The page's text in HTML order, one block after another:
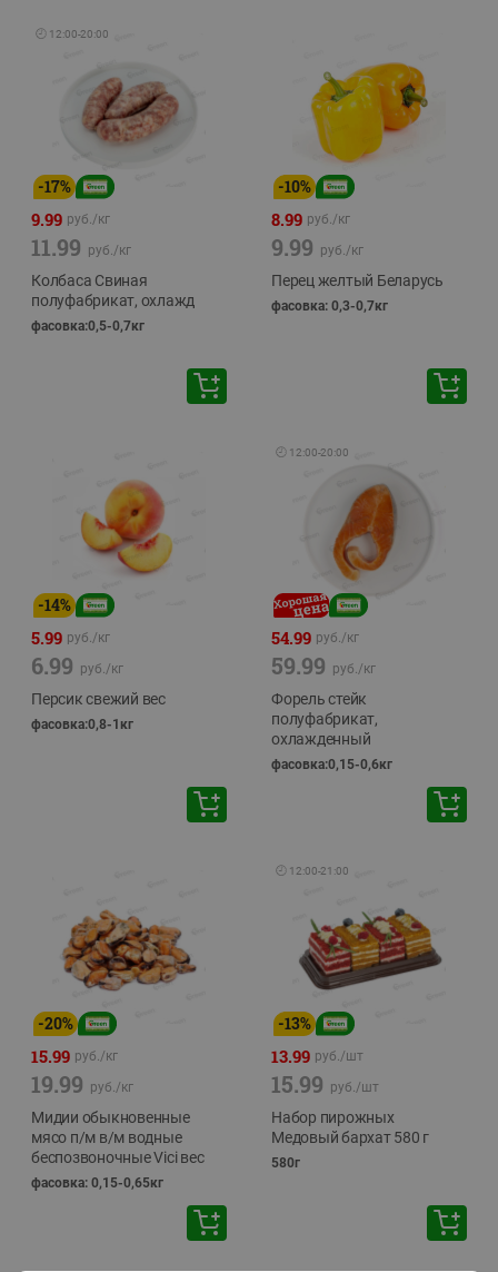
🕘 12:00-20:00
-17%
9.99 руб./кг
11.99 руб./кг
Колбаса Свиная
полуфабрикат, охлажд
фасовка:0,5-0,7кг
-10%
8.99 руб./кг
9.99 руб./кг
Перец желтый Беларусь
фасовка: 0,3-0,7кг
-14%
5.99 руб./кг
6.99 руб./кг
Персик свежий вес
фасовка:0,8-1кг
🕘 12:00-20:00
54.99 руб./кг
59.99 руб./кг
Форель стейк
полуфабрикат,
охлажденный
фасовка:0,15-0,6кг
-20%
15.99 руб./кг
19.99 руб./кг
Мидии обыкновенные
мясо п/м в/м водные
беспозвоночные Vici вес
фасовка: 0,15-0,65кг
🕘 12:00-21:00
-13%
13.99 руб./шт
15.99 руб./шт
Набор пирожных
Медовый бархат 580 г
580г